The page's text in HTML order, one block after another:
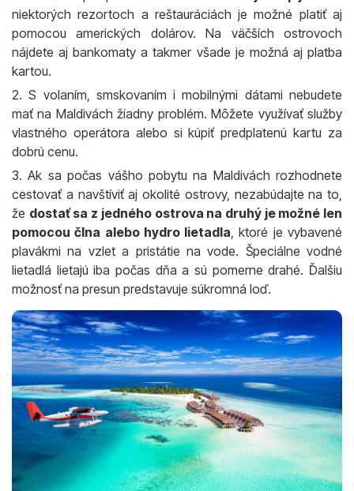
niektorých rezortoch a reštauráciách je možné platiť aj
pomocou amerických dolárov. Na väčších ostrovoch
nájdete aj bankomaty a takmer všade je možná aj platba
kartou.
2. S volaním, smskovaním i mobilnými dátami nebudete
mať na Maldivách žiadny problém. Môžete využívať služby
vlastného operátora alebo si kúpiť predplatenú kartu za
dobrú cenu.
3. Ak sa počas vášho pobytu na Maldivách rozhodnete
cestovať a navštíviť aj okolité ostrovy, nezabúdajte na to,
že dostať sa z jedného ostrova na druhý je možné len
pomocou člna alebo hydro lietadla , ktoré je vybavené
plavákmi na vzlet a pristátie na vode. Špeciálne vodné
lietadlá lietajú iba počas dňa a sú pomerne drahé. Ďalšiu
možnosť na presun predstavuje súkromná loď.